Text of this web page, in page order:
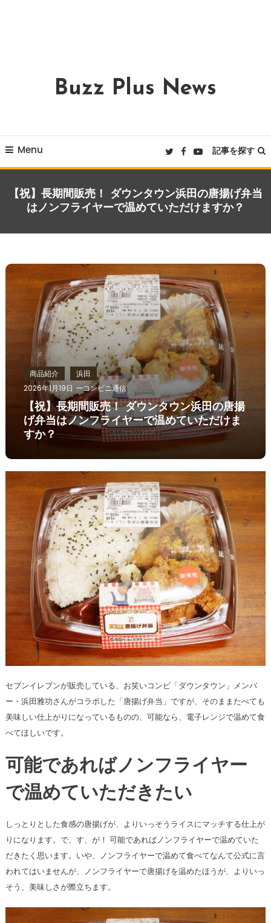
Buzz Plus News
Menu 記事を探す
【祝】長期間販売！ ダウンタウン浜田の唐揚げ弁当
はノンフライヤーで温めていただけますか？
商品紹介
浜田
2026年1月19日
コンビニ通信
【祝】長期間販売！ ダウンタウン浜田の唐揚
げ弁当はノンフライヤーで温めていただけま
すか？
セブンイレブンが販売している、お笑いコンビ「ダウンタウン」メンバ
ー・浜田雅功さんがコラボした「唐揚げ弁当」ですが、そのままたべても
美味しい仕上がりになっているものの、可能なら、電子レンジで温めて食
べてほしいです。
可能であればノンフライヤー
で温めていただきたい
しっとりとした食感の唐揚げが、よりいっそうライスにマッチする仕上が
りになります。で、す、が！ 可能であればノンフライヤーで温めていた
だきたく思います。いや、ノンフライヤーで温めて食べてなんて公式に言
われてはいませんが、ノンフライヤーで唐揚げを温めたほうが、よりいっ
そう、美味しさが際立ちます。